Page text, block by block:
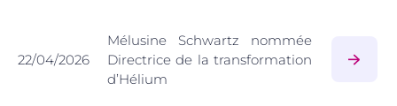
22/04/2026
Mélusine Schwartz nommée
Directrice de la transformation
d’Hélium